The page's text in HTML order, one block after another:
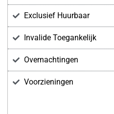
Exclusief Huurbaar
Invalide Toegankelijk
Overnachtingen
Voorzieningen